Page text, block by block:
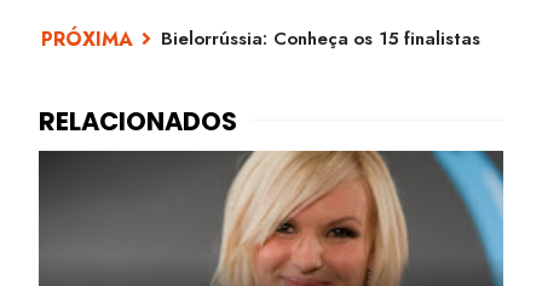
Bielorrússia: Conheça os 15 finalistas